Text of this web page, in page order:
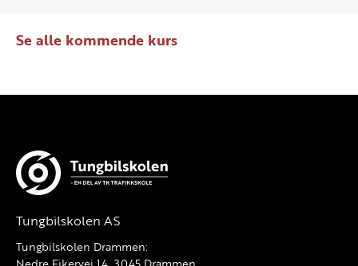
Se alle kommende kurs
Tungbilskolen AS
Tungbilskolen Drammen: